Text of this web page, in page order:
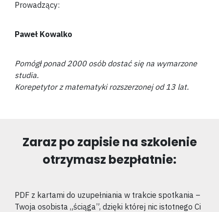
Prowadzący:
Paweł Kowalko
Pomógł ponad 2000 osób dostać się na wymarzone
studia.
Korepetytor z matematyki rozszerzonej od 13 lat.
Zaraz po zapisie na szkolenie
otrzymasz bezpłatnie:
PDF z kartami do uzupełniania w trakcie spotkania –
Twoja osobista „ściąga”, dzięki której nic istotnego Ci